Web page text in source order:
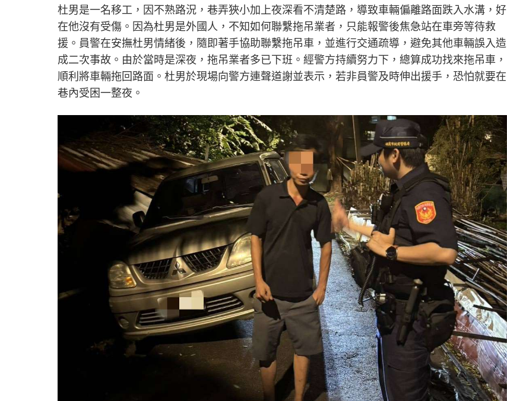
杜男是一名移工，因不熟路況，巷弄狹小加上夜深看不清楚路，導致車輛偏離路面跌入水溝，好
在他沒有受傷。因為杜男是外國人，不知如何聯繫拖吊業者，只能報警後焦急站在車旁等待救
援。員警在安撫杜男情緒後，隨即著手協助聯繫拖吊車，並進行交通疏導，避免其他車輛誤入造
成二次事故。由於當時是深夜，拖吊業者多已下班。經警方持續努力下，總算成功找來拖吊車，
順利將車輛拖回路面。杜男於現場向警方連聲道謝並表示，若非員警及時伸出援手，恐怕就要在
巷內受困一整夜。